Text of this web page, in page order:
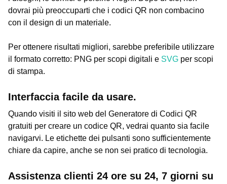
dovrai più preoccuparti che i codici QR non combacino
con il design di un materiale.
Per ottenere risultati migliori, sarebbe preferibile utilizzare
il formato corretto: PNG per scopi digitali e SVG per scopi
di stampa.
Interfaccia facile da usare.
Quando visiti il sito web del Generatore di Codici QR
gratuiti per creare un codice QR, vedrai quanto sia facile
navigarvi. Le etichette dei pulsanti sono sufficientemente
chiare da capire, anche se non sei pratico di tecnologia.
Assistenza clienti 24 ore su 24, 7 giorni su